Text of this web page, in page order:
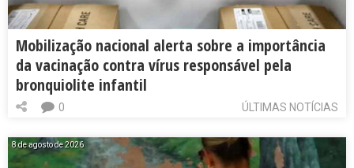
Mobilização nacional alerta sobre a importância
da vacinação contra vírus responsável pela
bronquiolite infantil
ÚLTIMAS NOTÍCIAS
0
8 de agosto de 2026